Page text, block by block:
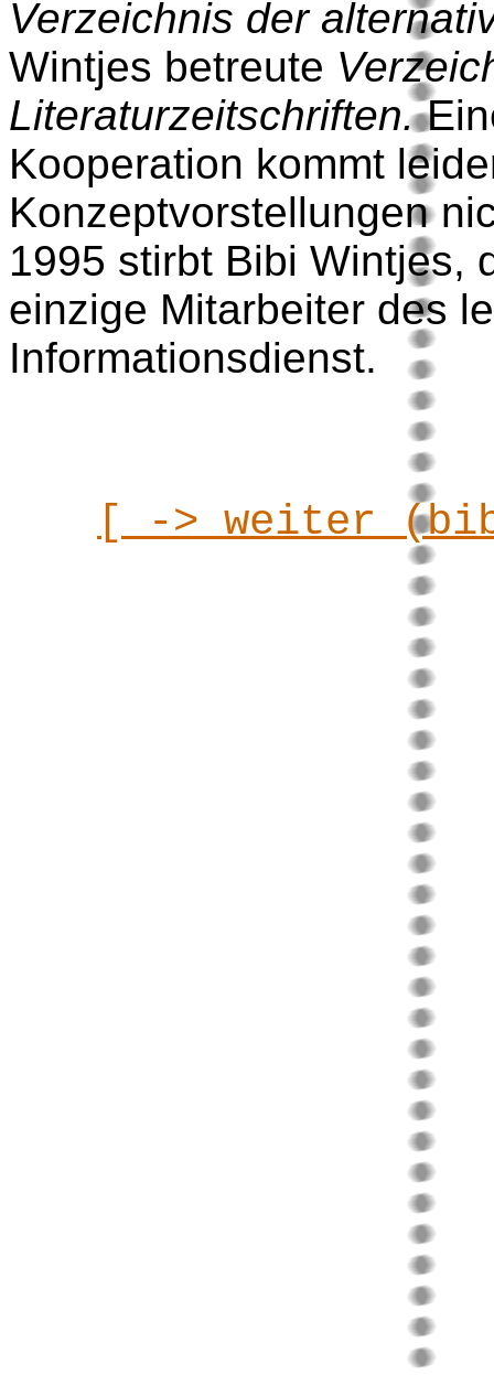
Verzeichnis der
Wintjes betreute
Literaturzeitschriften.
Kooperation kommt
Konzeptvorstellungen
1995 stirbt Bibi Wintjes,
einzige Mitarbeiter des
Informationsdienst.
[ -> weiter